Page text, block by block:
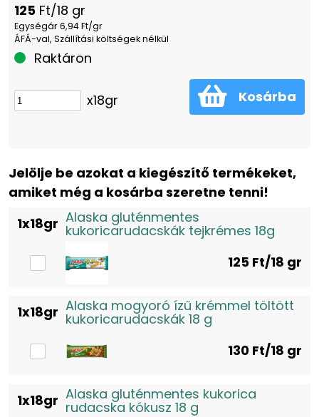
125 Ft/18 gr
Egységár 6,94 Ft/gr
ÁFÁ-val, Szállítási költségek nélkül
Raktáron
x18gr Kosárba
Jelölje be azokat a kiegészítő termékeket,
amiket még a kosárba szeretne tenni!
1x18gr Alaska gluténmentes
kukoricarudacskák tejkrémes 18g
125 Ft/18 gr
1x18gr Alaska mogyoró ízű krémmel töltött
kukoricarudacskák 18 g
130 Ft/18 gr
1x18gr Alaska gluténmentes kukorica
rudacska kókusz 18 g